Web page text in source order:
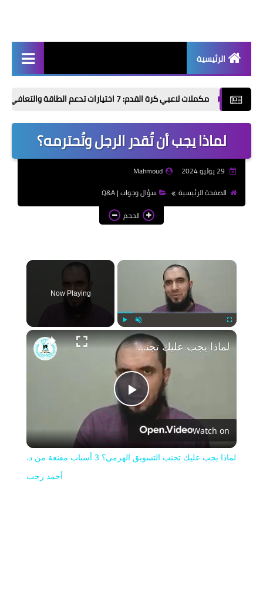
الرئيسية
Radio
موضوعات تعبير | Essay
Topics
Games
مكملات لاعبي كرة القدم: 7 اختيارات تدعم الطاقة والتعافي قبل وبعد التمرين
لماذا يجب أن تُقدر الرجل وتُحترمه؟
Mahmoud
الصفحة الرئيسية
سؤال وجواب | Q&A
الحجم
×
Fullscreen
Now Playing
Play
Video
لماذا يجب عليك تجنب التسويق الهرمي؟ 3 أسباب مقنعة من د. أحمد رجب
Watch on
لماذا يجب عليك تجنب التسويق الهرمي؟ 3 أسباب مقنعة من د.
أحمد رجب